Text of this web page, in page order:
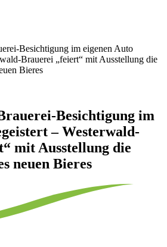
Besichtigung im eigenen Auto
Brauerei „feiert“ mit Ausstellung die
Bieres
Besichtigung im
– Westerwald-
mit Ausstellung die
neuen Bieres